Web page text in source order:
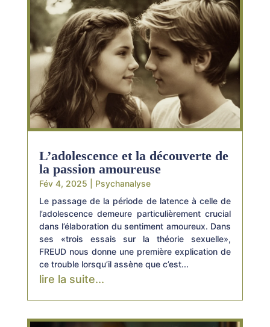
L’adolescence et la découverte de
la passion amoureuse
Fév 4, 2025
Psychanalyse
Le passage de la période de latence à celle de
l’adolescence demeure particulièrement crucial
dans l’élaboration du sentiment amoureux. Dans
ses «trois essais sur la théorie sexuelle»,
FREUD nous donne une première explication de
ce trouble lorsqu’il assène que c’est...
lire la suite...